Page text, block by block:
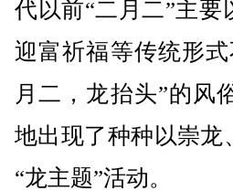
代以前“二月二”主
迎富祈福等传统形
月二，龙抬头”的风
地出现了种种以崇龙
“龙主题”活动。